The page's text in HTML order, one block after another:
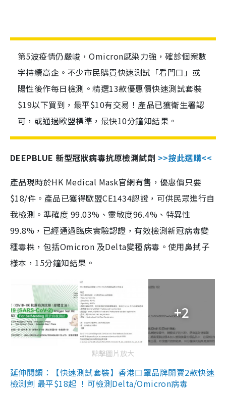
第5波疫情仍嚴峻，Omicron感染力強，確診個案數
字持續高企。不少市民購買快速測試「看門口」或
陽性後作每日檢測。精選13款優惠價快速測試套裝
$19以下買到，最平$10有交易！產品已獲衛生署認
可，或通過歐盟標準，最快10分鐘知結果。
DEEPBLUE 新型冠狀病毒抗原檢測試劑 >>按此選購<<
產品現時於HK Medical Mask官網有售，優惠價只要
$18/件。產品已獲得歐盟CE1434認證，可供民眾進行自
我檢測。準確度 99.03%、靈敏度96.4%、特異性
99.8%，已經通過臨床實驗認證，有效檢測新冠病毒變
種毒株，包括Omicron 及Delta變種病毒。使用鼻拭子
樣本，15分鐘知結果。
+2
點擊圖片放大
延伸閱讀：【快速測試套裝】香港口罩品牌開賣2款快速
檢測劑 最平$18起 ！可檢測Delta/Omicron病毒